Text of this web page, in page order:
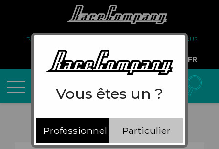
PARTENARIAT
À PROPOS DE NOUS
COMPTE PRO
FR
Vous êtes un ?
Professionnel Particulier